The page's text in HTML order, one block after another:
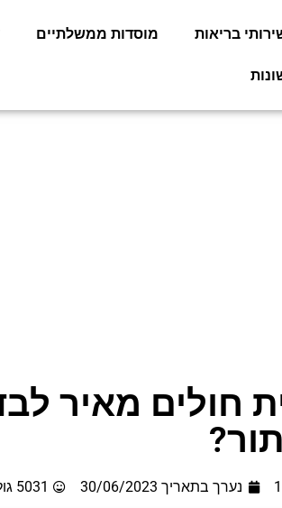
בריאות מוסדות ממשלתיים
נערך בתאריך 30/06/2023 5031 גולשים כבר קבעו תור